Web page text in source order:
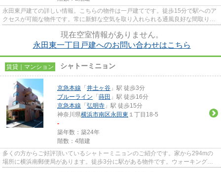
永田東戸建ての詳しい情報。こちらの物件は一戸建てです。徒歩15分で駅へのア
クセスが可能な物件です。常に新鮮な空気を取り入れられる通風良好な間取りの
現在空室情報がありません。
永田東一丁目戸建へのお問い合わせはこちら
賃貸｜マンション シャトーミニョン
京急本線 「 井土ヶ谷 」駅 徒歩3分
ブルーライン 「 蒔田 」駅 徒歩16分
京急本線 「 弘明寺 」駅 徒歩15分
神奈川県横浜市南区永田東 １丁目18-5
-
築年数：築24年
階数：4階建
多くの方からご好評頂いているシャトーミニョンのご紹介です。家から294mの
場所に横浜南郵便局があります。徒歩3分に駅がある物件です。ウォーキングや